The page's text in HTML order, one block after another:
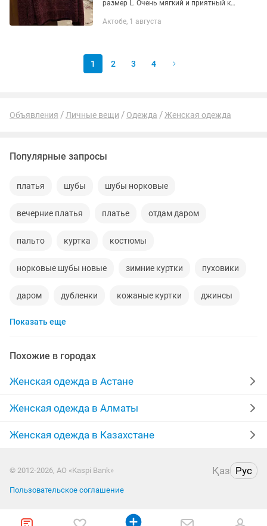
размер L. Очень мягкий и приятный к
Актобе, 1 августа
1 2 3 4
Объявления Личные вещи Одежда Женская одежда
Популярные запросы
платья шубы шубы норковые
вечерние платья платье отдам даром
пальто куртка костюмы
норковые шубы новые зимние куртки пуховики
даром дубленки кожаные куртки джинсы
шубы мутон
пальто женские халаты
брюки женская кардиган
дубленки женские парка куртка
женские зимние куртки
Показать еще
Похожие в городах
Женская одежда в Астане
Женская одежда в Алматы
Женская одежда в Казахстане
© 2012-2026, АО «Kaspi Bank» Қаз Рус
Пользовательское соглашение